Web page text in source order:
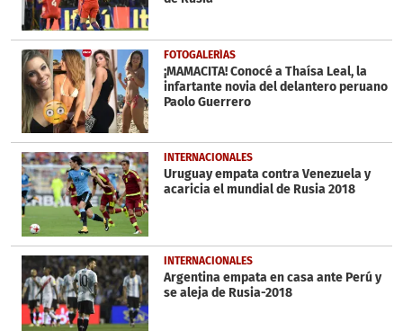
FOTOGALERÍAS
¡MAMACITA! Conocé a Thaísa Leal, la
infartante novia del delantero peruano
Paolo Guerrero
INTERNACIONALES
Uruguay empata contra Venezuela y
acaricia el mundial de Rusia 2018
INTERNACIONALES
Argentina empata en casa ante Perú y
se aleja de Rusia-2018